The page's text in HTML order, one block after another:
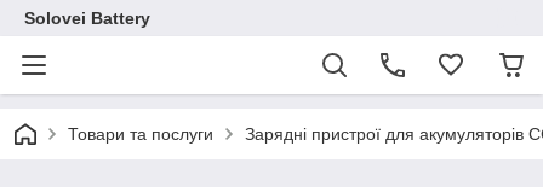
Solovei Battery
Товари та послуги Зарядні пристрої для акумуляторів